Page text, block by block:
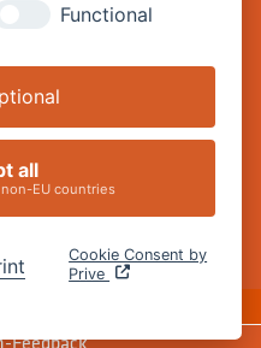
ändern
Feedback
Functional
all
EU countries
Cookie Consent by
Prive